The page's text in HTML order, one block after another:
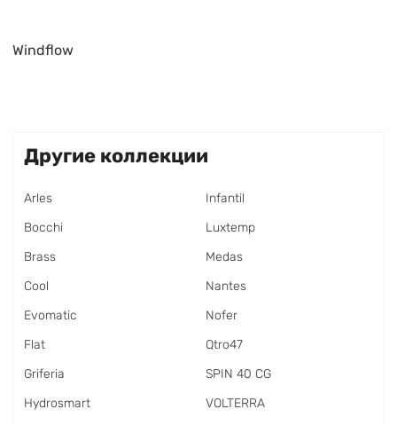
Windflow
Другие коллекции
Arles
Bocchi
Brass
Cool
Evomatic
Flat
Griferia
Hydrosmart
Infantil
Luxtemp
Medas
Nantes
Nofer
Qtro47
SPIN 40 CG
VOLTERRA